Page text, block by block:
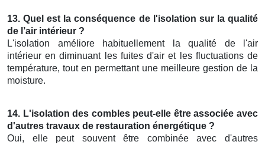
13. Quel est la conséquence de l'isolation sur la qualité
de l’air intérieur ?
L'isolation améliore habituellement la qualité de l'air
intérieur en diminuant les fuites d'air et les fluctuations de
température, tout en permettant une meilleure gestion de la
moisture.
14. L'isolation des combles peut-elle être associée avec
d'autres travaux de restauration énergétique ?
Oui, elle peut souvent être combinée avec d'autres